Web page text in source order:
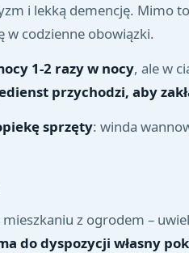
i lekką demencję. Mimo
w codzienne obowiązki.
1-2 razy w nocy, ale w
przychodzi, aby
sprzęty: winda
z ogrodem –
do dyspozycji własny